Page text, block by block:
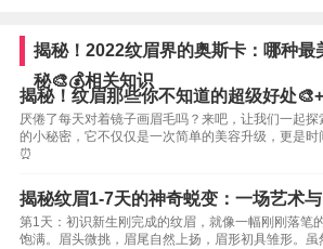
揭秘！2022纹眉界的奥斯卡：哪种最
秘🎨💰相关知识
揭秘！纹眉那些你不知道的超级好处🎨+
厌倦了每天对着镜子画眉毛吗？来吧，让我们一起
的小秘密，它不仅仅是一次简单的美容升级，更是
⏰
揭秘纹眉1-7天的神奇蜕变：一场艺术
第1天：初识新生刚完成的纹眉，就像一幅刚刚落笔
饱满。眉头微挑，眉尾自然上扬，眉形初具雏形。